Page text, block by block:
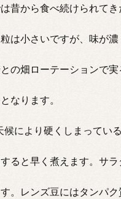
昔から食べ続けられてき
は小さいですが、味が
の畑ローテーションで実
なります。
候により硬くしまってい
ると早く煮えます。サラ
。レンズ豆にはタンパク